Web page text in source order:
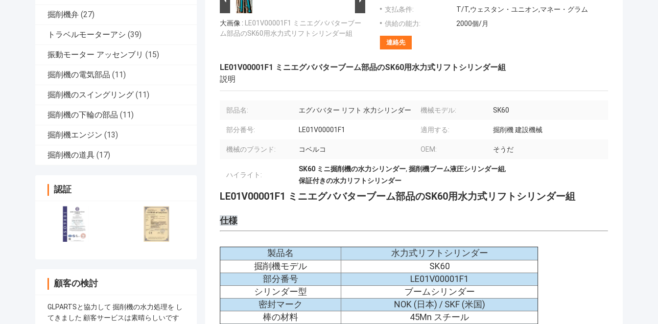
掘削機弁 (27)
トラベルモーターアシ (39)
振動モーター アッセンブリ (15)
掘削機の電気部品 (11)
掘削機のスイングリング (11)
掘削機の下輪の部品 (11)
掘削機エンジン (13)
掘削機の道具 (17)
認証
顧客の検討
GLPARTSと協力して 掘削機の水力処理を し
てきました 顧客サービスは素晴らしいです
大画像 : LE01V00001F1 ミニエグババターブー
ム部品のSK60用水力式リフトシリンダー組
支払条件:
T/T,ウェスタン・ユニオン,マネー・グラム
供給の能力:
2000個/月
連絡先
LE01V00001F1 ミニエグババターブーム部品のSK60用水力式リフトシリンダー組
説明
部品名: エグババター リフト 水力シリンダー 機械モデル: SK60
部分番号: LE01V00001F1 適用する: 掘削機 建設機械
機械のブランド: コベルコ OEM: そうだ
ハイライト:
SK60 ミニ掘削機の水力シリンダー, 掘削機ブーム液圧シリンダー組,
保証付きの水力リフトシリンダー
LE01V00001F1 ミニエグババターブーム部品のSK60用水力式リフトシリンダー組
仕様
製品名
水力式リフトシリンダー
掘削機モデル
SK60
部分番号
LE01V00001F1
シリンダー型
ブームシリンダー
密封マーク
NOK (日本) / SKF (米国)
棒の材料
45Mn スチール